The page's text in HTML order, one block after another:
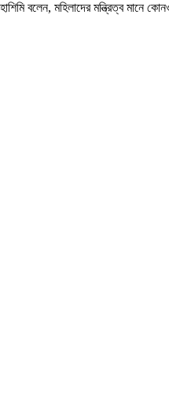
বলেন, মহিলাদের মন্ত্রিত্ব মানে